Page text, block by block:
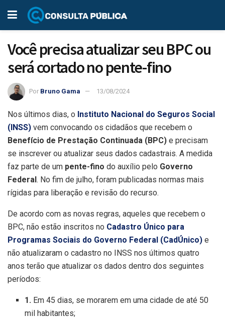
Você precisa atualizar seu BPC ou
será cortado no pente-fino
Por Bruno Gama 13/08/2024
Nos últimos dias, o Instituto Nacional do Seguros Social
(INSS) vem convocando os cidadãos que recebem o
Benefício de Prestação Continuada (BPC) e precisam
se inscrever ou atualizar seus dados cadastrais. A medida
faz parte de um pente-fino do auxílio pelo Governo
Federal. No fim de julho, foram publicadas normas mais
rígidas para liberação e revisão do recurso.
De acordo com as novas regras, aqueles que recebem o
BPC, não estão inscritos no Cadastro Único para
Programas Sociais do Governo Federal (CadÚnico) e
não atualizaram o cadastro no INSS nos últimos quatro
anos terão que atualizar os dados dentro dos seguintes
períodos:
1. Em 45 dias, se morarem em uma cidade de até 50
mil habitantes;